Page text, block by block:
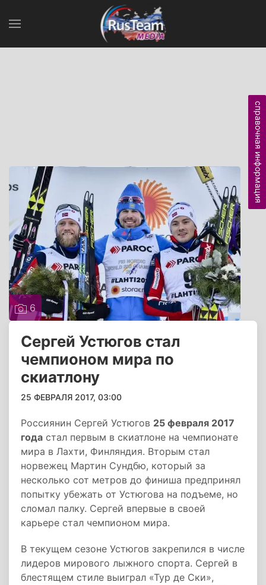
6
Сергей Устюгов стал
чемпионом мира по
скиатлону
25 ФЕВРАЛЯ 2017, 03:00
Россиянин Сергей Устюгов 25 февраля 2017
года стал первым в скиатлоне на чемпионате
мира в Лахти, Финляндия. Вторым стал
норвежец Мартин Сундбю, который за
несколько сот метров до финиша предпринял
попытку убежать от Устюгова на подъеме, но
сломал палку. Сергей впервые в своей
карьере стал чемпионом мира.
В текущем сезоне Устюгов закрепился в числе
лидеров мирового лыжного спорта. Сергей в
блестящем стиле выиграл «Тур де Ски»,
справочная информация